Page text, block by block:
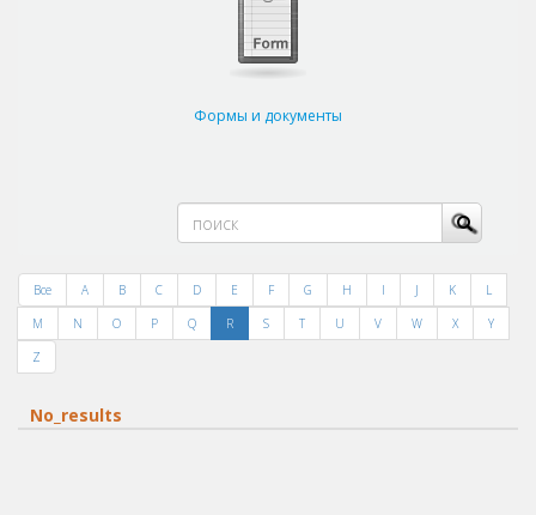
Формы и документы
Все A B C D E F G H I J K
L
M
N O P Q R S T U V W X
Y
Z
No_results